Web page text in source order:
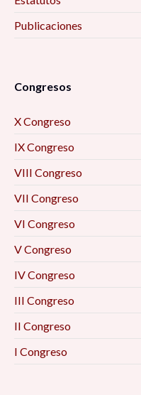
Publicaciones
Congresos
X Congreso
IX Congreso
VIII Congreso
VII Congreso
VI Congreso
V Congreso
IV Congreso
III Congreso
II Congreso
I Congreso